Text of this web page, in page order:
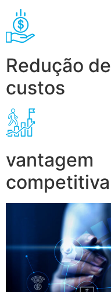
Redução de
custos
vantagem
competitiva